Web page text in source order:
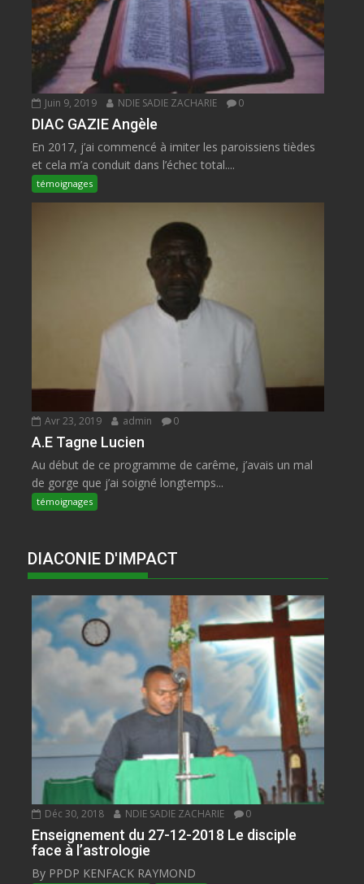
Juin 9, 2019 NDIE SADIE ZACHARIE 0
DIAC GAZIE Angèle
En 2017, j’ai commencé à imiter les paroissiens tièdes
et cela m’a conduit dans l’échec total....
témoignages
Avr 23, 2019 admin 0
A.E Tagne Lucien
Au début de ce programme de carême, j’avais un mal
de gorge que j’ai soigné longtemps...
témoignages
DIACONIE D'IMPACT
Déc 30, 2018 NDIE SADIE ZACHARIE 0
Enseignement du 27-12-2018 Le disciple
face à l’astrologie
By PPDP KENFACK RAYMOND